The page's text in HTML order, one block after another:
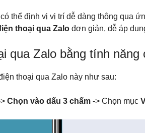
thể định vị vị trí dễ dàng thông qua
thoại qua Zalo đơn giản, dễ áp
qua Zalo bằng tính năng
thoại qua Zalo này như sau:
Chọn vào dấu 3 chấm -> Chọn mục